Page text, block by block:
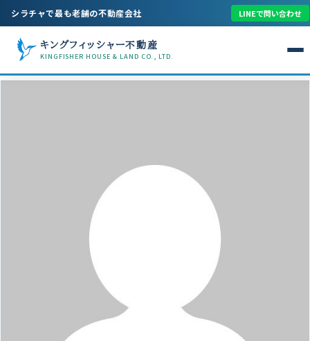
シラチャで最も老舗の不動産会社 LINEで問い合わせ
キングフィッシャー不動産
KINGFISHER HOUSE & LAND CO., LTD.